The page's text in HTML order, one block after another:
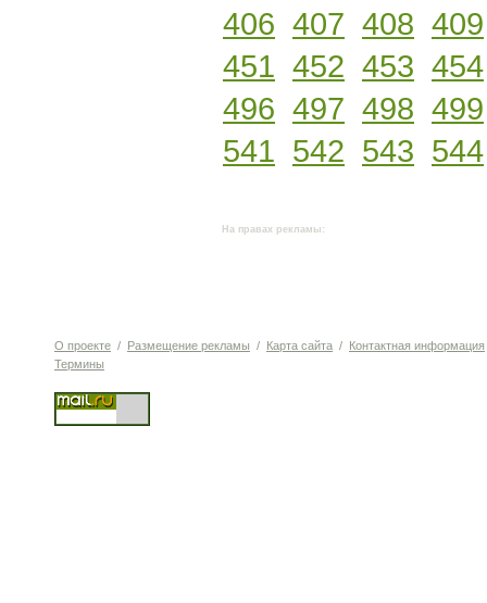
406 407 408 409
451 452 453 454
496 497 498 499
541 542 543 544
На правах рекламы:
О проекте / Размещение рекламы / Карта сайта / Контактная информация
Термины